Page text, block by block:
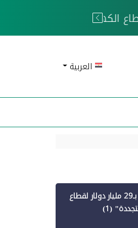
العربية
أين ذهبت قروض "عهد السيسي"؟.. اتفاقات بـ29 مليار دولار لقطاع